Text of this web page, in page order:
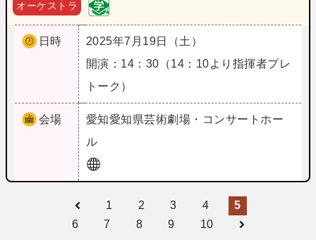
オーケストラ
日時
2025年7月19日（土）
開演：14：30（14：10より指揮者プレ
トーク）
会場 愛知愛知県芸術劇場・コンサートホー
ル
1 2 3 4
5
6
7 8 9 10